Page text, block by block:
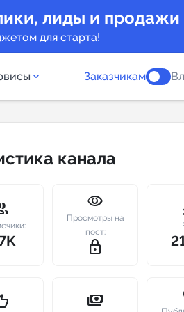
лиды и продажи
для старта!
Telegram
New
Заказчикам
канала
visibility
Просмотры на
пост:
lock_outline
payments